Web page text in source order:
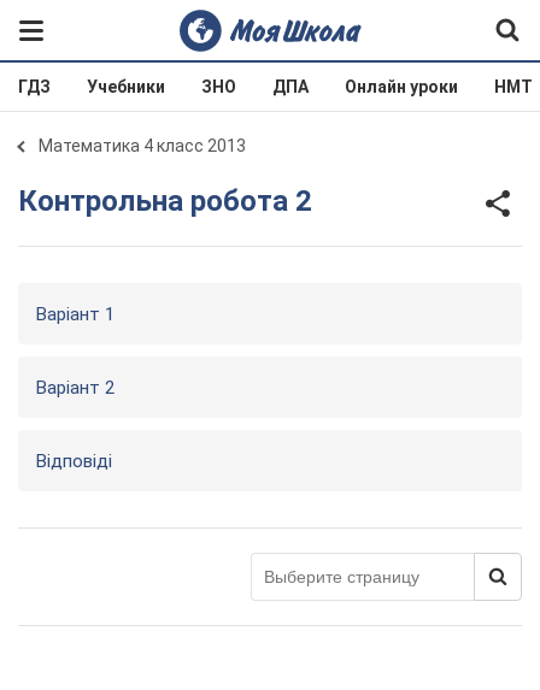
ГДЗ Учебники ЗНО ДПА Онлайн уроки НМТ
Математика 4 класс 2013
Контрольна робота 2
Варіант 1
Варіант 2
Відповіді